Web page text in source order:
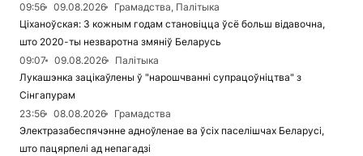
09:56
09.08.2026
Грамадства, Палітыка
Ціханоўская: З кожным годам становіцца ўсё больш відавочна,
што 2020-ты незваротна змяніў Беларусь
09:07
09.08.2026
Палітыка
Лукашэнка зацікаўлены ў "нарошчванні супрацоўніцтва" з
Сінгапурам
23:56
08.08.2026
Грамадства
Электразабеспячэнне адноўленае ва ўсіх паселішчах Беларусі,
што пацярпелі ад непагадзі